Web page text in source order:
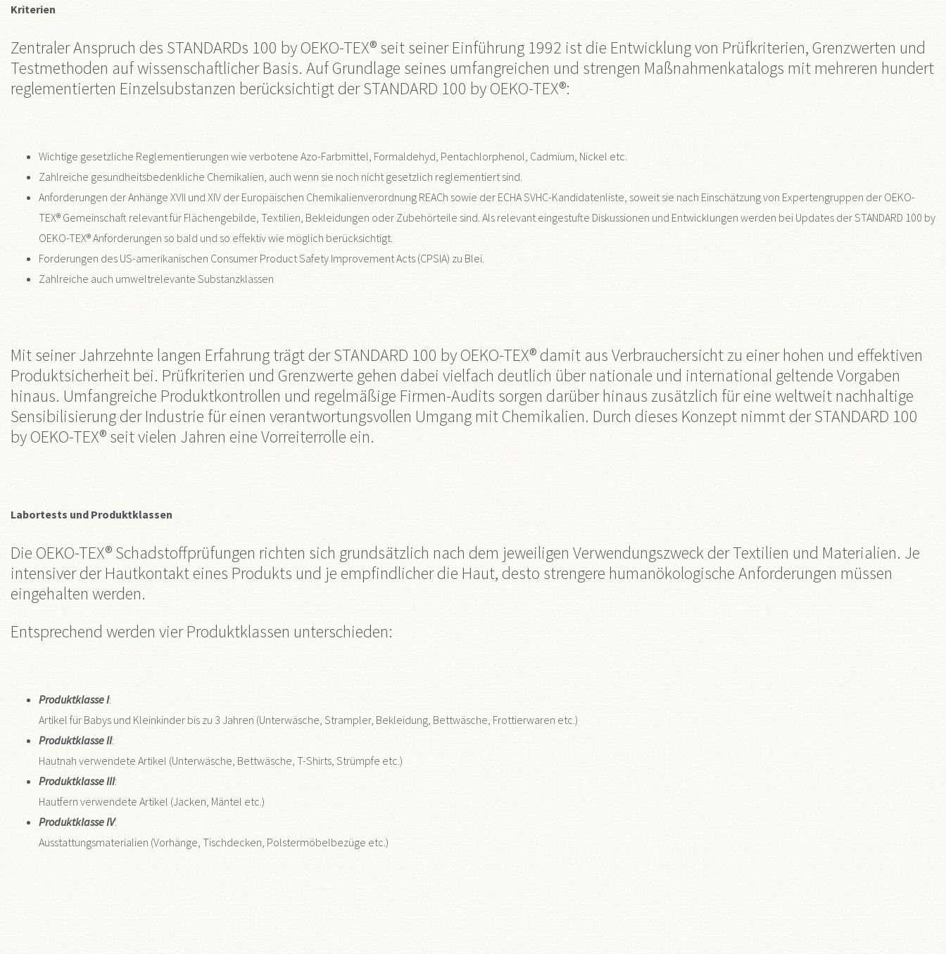
Kriterien
Zentraler Anspruch des STANDARDs 100 by OEKO-TEX® seit seiner Einführung 1992 ist die Entwicklung von Prüfkriterien, Grenzwerten und
Testmethoden auf wissenschaftlicher Basis. Auf Grundlage seines umfangreichen und strengen Maßnahmenkatalogs mit mehreren hundert
reglementierten Einzelsubstanzen berücksichtigt der STANDARD 100 by OEKO-TEX®:
Wichtige gesetzliche Reglementierungen wie verbotene Azo-Farbmittel, Formaldehyd, Pentachlorphenol, Cadmium, Nickel etc.
Zahlreiche gesundheitsbedenkliche Chemikalien, auch wenn sie noch nicht gesetzlich reglementiert sind.
Anforderungen der Anhänge XVII und XIV der Europäischen Chemikalienverordnung REACh sowie der ECHA SVHC-Kandidatenliste, soweit sie nach Einschätzung von Expertengruppen der OEKO-
TEX® Gemeinschaft relevant für Flächengebilde, Textilien, Bekleidungen oder Zubehörteile sind. Als relevant eingestufte Diskussionen und Entwicklungen werden bei Updates der STANDARD 100 by
OEKO-TEX® Anforderungen so bald und so effektiv wie möglich berücksichtigt.
Forderungen des US-amerikanischen Consumer Product Safety Improvement Acts (CPSIA) zu Blei.
Zahlreiche auch umweltrelevante Substanzklassen
Mit seiner Jahrzehnte langen Erfahrung trägt der STANDARD 100 by OEKO-TEX® damit aus Verbrauchersicht zu einer hohen und effektiven
Produktsicherheit bei. Prüfkriterien und Grenzwerte gehen dabei vielfach deutlich über nationale und international geltende Vorgaben
hinaus. Umfangreiche Produktkontrollen und regelmäßige Firmen-Audits sorgen darüber hinaus zusätzlich für eine weltweit nachhaltige
Sensibilisierung der Industrie für einen verantwortungsvollen Umgang mit Chemikalien. Durch dieses Konzept nimmt der STANDARD 100
by OEKO-TEX® seit vielen Jahren eine Vorreiterrolle ein.
Labortests und Produktklassen
Die OEKO-TEX® Schadstoffprüfungen richten sich grundsätzlich nach dem jeweiligen Verwendungszweck der Textilien und Materialien. Je
intensiver der Hautkontakt eines Produkts und je empfindlicher die Haut, desto strengere humanökologische Anforderungen müssen
eingehalten werden.
Entsprechend werden vier Produktklassen unterschieden:
Produktklasse I:
Artikel für Babys und Kleinkinder bis zu 3 Jahren (Unterwäsche, Strampler, Bekleidung, Bettwäsche, Frottierwaren etc.)
Produktklasse II:
Hautnah verwendete Artikel (Unterwäsche, Bettwäsche, T-Shirts, Strümpfe etc.)
Produktklasse III:
Hautfern verwendete Artikel (Jacken, Mäntel etc.)
Produktklasse IV:
Ausstattungsmaterialien (Vorhänge, Tischdecken, Polstermöbelbezüge etc.)